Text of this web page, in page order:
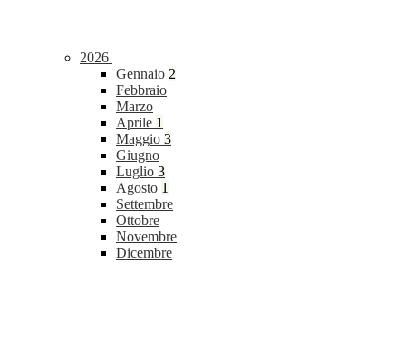
2026
Gennaio 2
Febbraio
Marzo
Aprile 1
Maggio 3
Giugno
Luglio 3
Agosto 1
Settembre
Ottobre
Novembre
Dicembre